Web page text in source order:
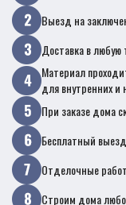
Выезд на
Доставка в любую
Материал
для внутренних и
При заказе дома
Бесплатный
Отделочные
Строим дома